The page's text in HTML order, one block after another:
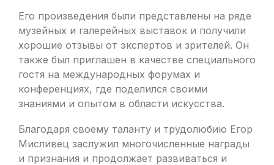
Его произведения были представлены на ряде
музейных и галерейных выставок и получили
хорошие отзывы от экспертов и зрителей. Он
также был приглашен в качестве специального
гостя на международных форумах и
конференциях, где поделился своими
знаниями и опытом в области искусства.
Благодаря своему таланту и трудолюбию Егор
Мисливец заслужил многочисленные награды
и признания и продолжает развиваться и